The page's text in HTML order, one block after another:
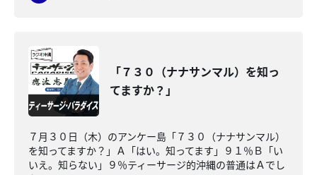
「７３０（ナナサンマル）を知っ
てますか？」
７月３０日（木）のアンケー島「７３０（ナナサンマル）
を知ってますか？」Ａ「はい。知ってます」９１％Ｂ「い
いえ。知らない」９％ティーサージ的沖縄の普通はＡでし